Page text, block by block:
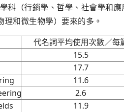
科（行銷學、哲學、社會學和
理和微生物學）要來的多。
代名詞平均使用次數／每
15.5
17.7
11.6
2.6
11.9